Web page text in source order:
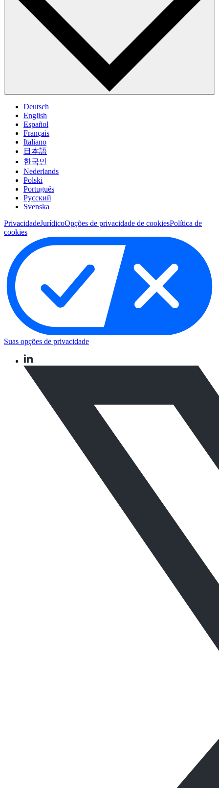
Deutsch
English
Español
Français
Italiano
日本語
한국인
Nederlands
Polski
Português
Pусский
Svenska
PrivacidadeJurídicoOpções de privacidade de cookiesPolítica de
cookies
Suas opções de privacidade